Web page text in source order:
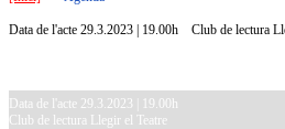
Data de l'acte 29.3.2023 | 19.00h Club de lectura
Data de l'acte 29.3.2023 | 19.00h
Club de lectura Llegir el Teatre